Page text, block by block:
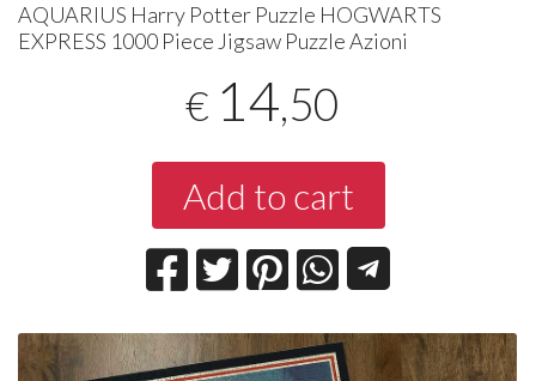
AQUARIUS Harry Potter Puzzle HOGWARTS
EXPRESS 1000 Piece Jigsaw Puzzle Azioni
€ 14,50
Add to cart